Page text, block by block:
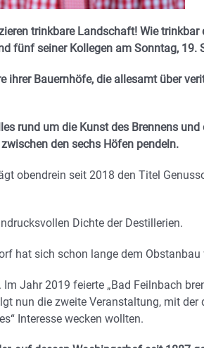
trinkbare Landschaft! Wie trinkbar
fünf seiner Kollegen am Sonntag, 19.
ihrer Bauernhöfe, die allesamt über
rund um die Kunst des Brennens und
den sechs Höfen pendeln.
obendrein seit 2018 den Titel
Dichte der Destillerien.
hat sich schon lange dem Obstanbau
Jahr 2019 feierte „Bad Feilnbach
nun die zweite Veranstaltung, mit der
Interesse wecken wollten.